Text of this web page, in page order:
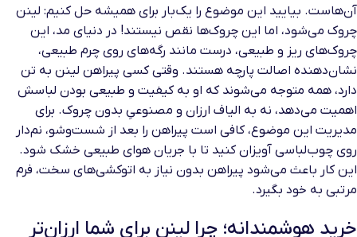
آن‌هاست. بیایید این موضوع را یک‌بار برای همیشه حل کنیم: لینن
چروک می‌شود، اما این چروک‌ها نقص نیستند! در دنیای مد، این
چروک‌های ریز و طبیعی، درست مانند رگه‌های روی چرم طبیعی،
نشان‌دهنده اصالت پارچه هستند. وقتی کسی پیراهن لینن به تن
دارد، همه متوجه می‌شوند که او به کیفیت و طبیعی بودن لباسش
اهمیت می‌دهد، نه به الیاف ارزان و مصنوعیِ بدون چروک. برای
مدیریت این موضوع، کافی است پیراهن را بعد از شست‌وشو، نم‌دار
روی چوب‌لباسی آویزان کنید تا با جریان هوای طبیعی خشک شود.
این کار باعث می‌شود پیراهن بدون نیاز به اتوکشی‌های سخت، فرم
مرتبی به خود بگیرد.
خرید هوشمندانه؛ چرا لینن برای شما ارزان‌تر